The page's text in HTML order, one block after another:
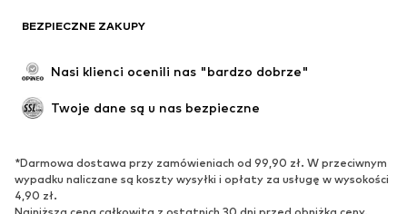
BEZPIECZNE ZAKUPY
Nasi klienci ocenili nas "bardzo dobrze"
Twoje dane są u nas bezpieczne
*Darmowa dostawa przy zamówieniach od 99,90 zł. W przeciwnym
wypadku naliczane są koszty wysyłki i opłaty za usługę w wysokości
4,90 zł.